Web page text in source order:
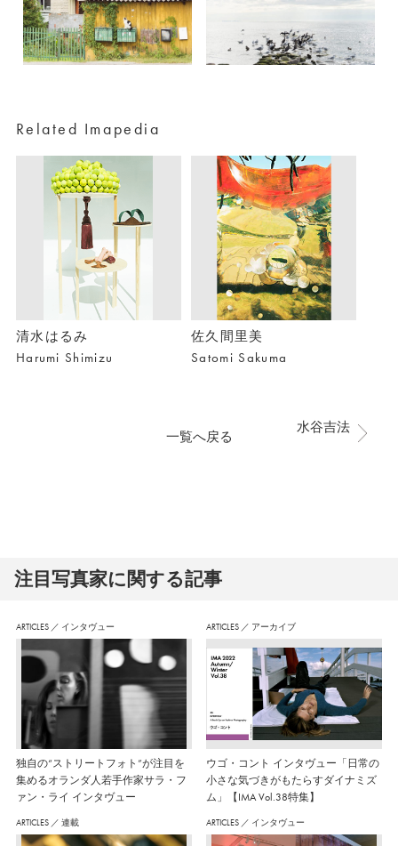
Related Imapedia
清水はるみ
Harumi Shimizu
佐久間里美
Satomi Sakuma
水谷吉法
一覧へ戻る
注⽬写真家に関する記事
ARTICLES ／ インタヴュー
独自の“ストリートフォト”が注目を
集めるオランダ人若手作家サラ・フ
ァン・ライ インタヴュー
ARTICLES ／ アーカイブ
ウゴ・コント インタヴュー「日常の
小さな気づきがもたらすダイナミズ
ム」【IMA Vol.38特集】
ARTICLES ／ 連載 ARTICLES ／ インタヴュー